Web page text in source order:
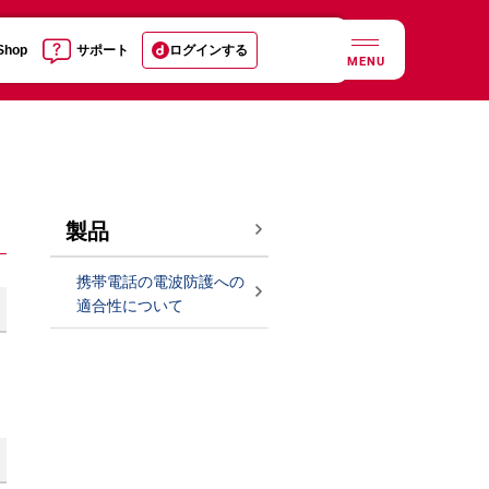
サポート ログインする
MENU
製品
携帯電話の電波防護への
適合性について